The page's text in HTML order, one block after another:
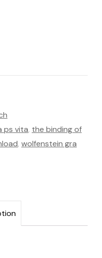
ps vita, the binding of
, wolfenstein gra